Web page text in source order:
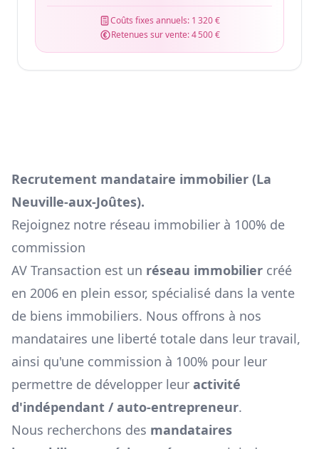
Coûts fixes annuels: 1 320 €
Retenues sur vente:4 500 €
Recrutement mandataire immobilier (La
Neuville-aux-Joûtes).
Rejoignez notre réseau immobilier à 100% de
commission
AV Transaction est un réseau immobilier créé
en 2006 en plein essor, spécialisé dans la vente
de biens immobiliers. Nous offrons à nos
mandataires une liberté totale dans leur travail,
ainsi qu'une commission à 100% pour leur
permettre de développer leur activité
d'indépendant / auto-entrepreneur.
Nous recherchons des mandataires